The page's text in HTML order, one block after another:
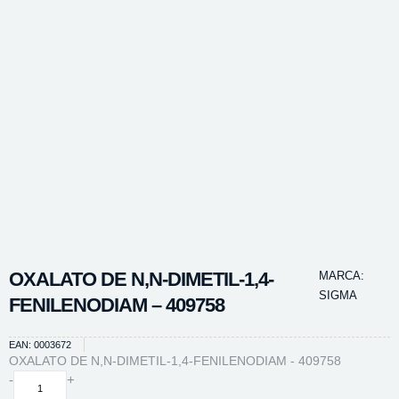
OXALATO DE N,N-DIMETIL-1,4-
FENILENODIAM – 409758
MARCA:
SIGMA
EAN: 0003672
OXALATO DE N,N-DIMETIL-1,4-FENILENODIAM - 409758
-
OXALATO
+